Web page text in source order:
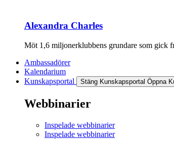
Alexandra Charles
Möt 1,6 miljonerklubbens grundare som gick
Ambassadörer
Kalendarium
Kunskapsportal
Stäng Kunskapsportal Öppna
Webbinarier
Inspelade webbinarier
Inspelade webbinarier